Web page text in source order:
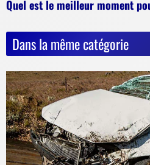
Quel est le meilleur moment
Dans la même catégorie